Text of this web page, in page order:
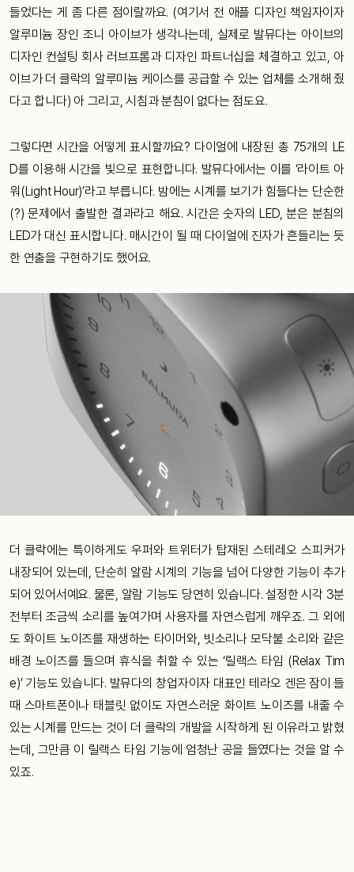
들었다는 게 좀 다른 점이랄까요. (여기서 전 애플 디자인 책임자이자
알루미늄 장인 조니 아이브가 생각나는데, 실제로 발뮤다는 아이브의
디자인 컨설팅 회사 러브프롬과 디자인 파트너십을 체결하고 있고, 아
이브가 더 클락의 알루미늄 케이스를 공급할 수 있는 업체를 소개해 줬
다고 합니다) 아 그리고, 시침과 분침이 없다는 점도요.
그렇다면 시간을 어떻게 표시할까요? 다이얼에 내장된 총 75개의 LE
D를 이용해 시간을 빛으로 표현합니다. 발뮤다에서는 이를 ‘라이트 아
워(Light Hour)’라고 부릅니다. 밤에는 시계를 보기가 힘들다는 단순한
(?) 문제에서 출발한 결과라고 해요. 시간은 숫자의 LED, 분은 분침의
LED가 대신 표시합니다. 매시간이 될 때 다이얼에 진자가 흔들리는 듯
한 연출을 구현하기도 했어요.
더 클락에는 특이하게도 우퍼와 트위터가 탑재된 스테레오 스피커가
내장되어 있는데, 단순히 알람 시계의 기능을 넘어 다양한 기능이 추가
되어 있어서예요. 물론, 알람 기능도 당연히 있습니다. 설정한 시각 3분
전부터 조금씩 소리를 높여가며 사용자를 자연스럽게 깨우죠. 그 외에
도 화이트 노이즈를 재생하는 타이머와, 빗소리나 모닥불 소리와 같은
배경 노이즈를 들으며 휴식을 취할 수 있는 ‘릴랙스 타임 (Relax Tim
e)’ 기능도 있습니다. 발뮤다의 창업자이자 대표인 테라오 겐은 잠이 들
때 스마트폰이나 태블릿 없이도 자연스러운 화이트 노이즈를 내줄 수
있는 시계를 만드는 것이 더 클락의 개발을 시작하게 된 이유라고 밝혔
는데, 그만큼 이 릴랙스 타임 기능에 엄청난 공을 들였다는 것을 알 수
있죠.